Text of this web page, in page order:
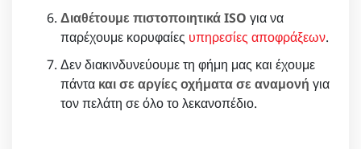
Διαθέτουμε πιστοποιητικά ISO για να
παρέχουμε κορυφαίες υπηρεσίες αποφράξεων.
Δεν διακινδυνεύουμε τη φήμη μας και έχουμε
πάντα και σε αργίες οχήματα σε αναμονή για
τον πελάτη σε όλο το λεκανοπέδιο.